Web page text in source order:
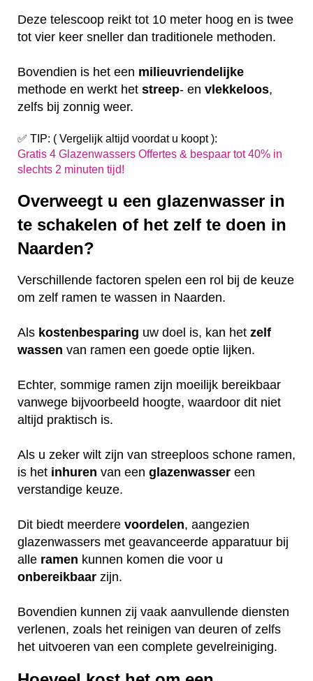
Deze telescoop reikt tot 10 meter hoog en is twee
tot vier keer sneller dan traditionele methoden.
Bovendien is het een milieuvriendelijke
methode en werkt het streep- en vlekkeloos,
zelfs bij zonnig weer.
✅ TIP: ( Vergelijk altijd voordat u koopt ):
Gratis 4 Glazenwassers Offertes & bespaar tot 40% in
slechts 2 minuten tijd!
Overweegt u een glazenwasser in
te schakelen of het zelf te doen in
Naarden?
Verschillende factoren spelen een rol bij de keuze
om zelf ramen te wassen in Naarden.
Als kostenbesparing uw doel is, kan het zelf
wassen van ramen een goede optie lijken.
Echter, sommige ramen zijn moeilijk bereikbaar
vanwege bijvoorbeeld hoogte, waardoor dit niet
altijd praktisch is.
Als u zeker wilt zijn van streeploos schone ramen,
is het inhuren van een glazenwasser een
verstandige keuze.
Dit biedt meerdere voordelen, aangezien
glazenwassers met geavanceerde apparatuur bij
alle ramen kunnen komen die voor u
onbereikbaar zijn.
Bovendien kunnen zij vaak aanvullende diensten
verlenen, zoals het reinigen van deuren of zelfs
het uitvoeren van een complete gevelreiniging.